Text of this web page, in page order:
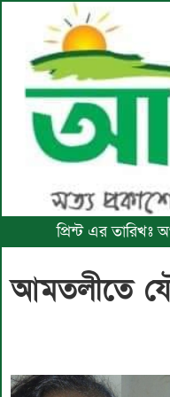
প্রিন্ট এর
আমতলীতে